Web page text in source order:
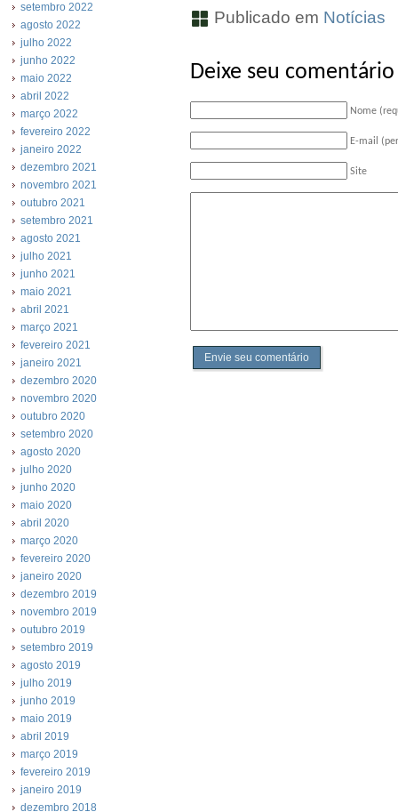
setembro 2022
agosto 2022
julho 2022
junho 2022
maio 2022
abril 2022
março 2022
fevereiro 2022
janeiro 2022
dezembro 2021
novembro 2021
outubro 2021
setembro 2021
agosto 2021
julho 2021
junho 2021
maio 2021
abril 2021
março 2021
fevereiro 2021
janeiro 2021
dezembro 2020
novembro 2020
outubro 2020
setembro 2020
agosto 2020
julho 2020
junho 2020
maio 2020
abril 2020
março 2020
fevereiro 2020
janeiro 2020
dezembro 2019
novembro 2019
outubro 2019
setembro 2019
agosto 2019
julho 2019
junho 2019
maio 2019
abril 2019
março 2019
fevereiro 2019
janeiro 2019
dezembro 2018
Publicado em Notícias
Deixe seu comentário
Nome
E-mail
Site
Envie seu comentário